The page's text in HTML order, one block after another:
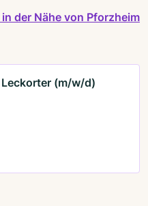
der Nähe von Pforzheim
(m/w/d)